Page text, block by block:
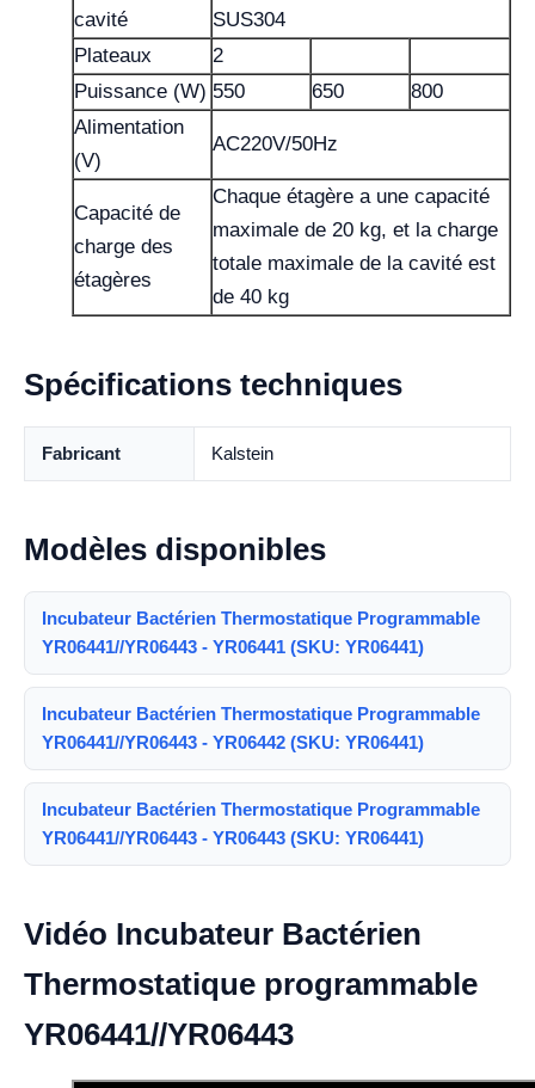
cavité
SUS304
Plateaux
2
Puissance (W) 550 650
800
Alimentation
(V)
AC220V/50Hz
Capacité de
charge des
étagères
Chaque étagère a une capacité
maximale de 20 kg, et la charge
totale maximale de la cavité est
de 40 kg
Spécifications techniques
Fabricant Kalstein
Modèles disponibles
Incubateur Bactérien Thermostatique Programmable
YR06441//YR06443 - YR06441 (SKU: YR06441)
Incubateur Bactérien Thermostatique Programmable
YR06441//YR06443 - YR06442 (SKU: YR06441)
Incubateur Bactérien Thermostatique Programmable
YR06441//YR06443 - YR06443 (SKU: YR06441)
Vidéo Incubateur Bactérien
Thermostatique programmable
YR06441//YR06443